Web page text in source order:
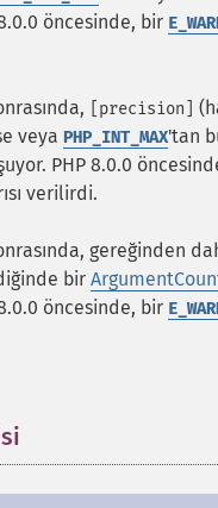
öncesinde, bir
[precision]
veya PHP_INT_MAX'tan
PHP 8.0.0
verilirdi.
gereğinden
bir
öncesinde, bir